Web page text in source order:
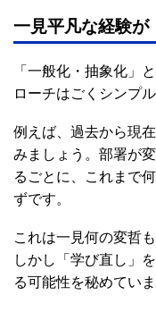
一見平凡な経験が
「一般化・抽象化」
ローチはごくシンプル
例えば、過去から現
みましょう。部署が
るごとに、これまで
ずです。
これは一見何の変哲
しかし「学び直し」
る可能性を秘めていま